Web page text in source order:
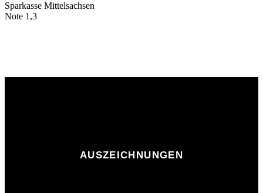
Sparkasse Mittelsachsen
Note 1,3
AUSZEICHNUNGEN